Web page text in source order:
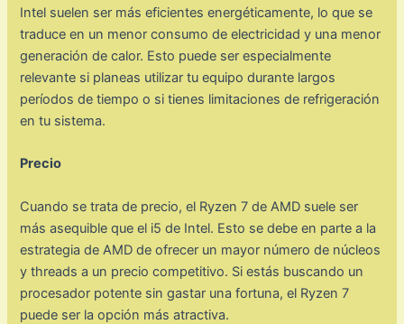
Intel suelen ser más eficientes energéticamente, lo que se
traduce en un menor consumo de electricidad y una menor
generación de calor. Esto puede ser especialmente
relevante si planeas utilizar tu equipo durante largos
períodos de tiempo o si tienes limitaciones de refrigeración
en tu sistema.
Precio
Cuando se trata de precio, el Ryzen 7 de AMD suele ser
más asequible que el i5 de Intel. Esto se debe en parte a la
estrategia de AMD de ofrecer un mayor número de núcleos
y threads a un precio competitivo. Si estás buscando un
procesador potente sin gastar una fortuna, el Ryzen 7
puede ser la opción más atractiva.